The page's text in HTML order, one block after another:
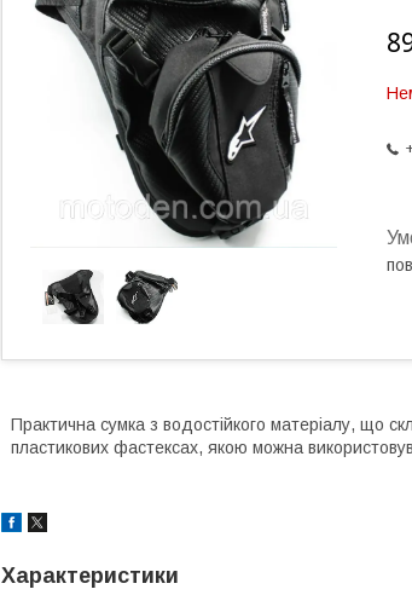
Практична сумка з водостійкого матеріалу, що
пластикових фастексах, якою можна
Характеристики